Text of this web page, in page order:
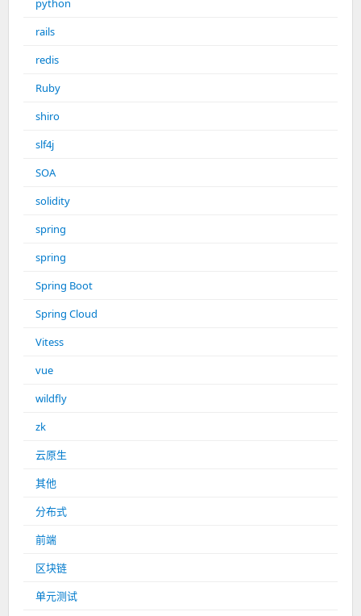
python
rails
redis
Ruby
shiro
slf4j
SOA
solidity
spring
spring
Spring Boot
Spring Cloud
Vitess
vue
wildfly
zk
云原生
其他
分布式
前端
区块链
单元测试